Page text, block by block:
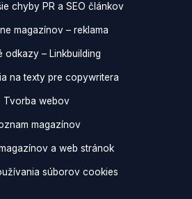
chyby PR a SEO článkov
magazínov – reklama
odkazy – Linkbuilding
na texty pre copywritera
Tvorba webov
magazínov
a web stránok
súborov cookies